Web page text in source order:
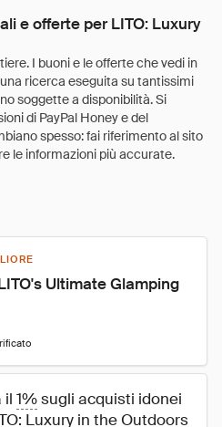
e offerte per LITO: Luxury
Ultimate Glamping
il 1% sugli acquisti idonei
Luxury in the Outdoors